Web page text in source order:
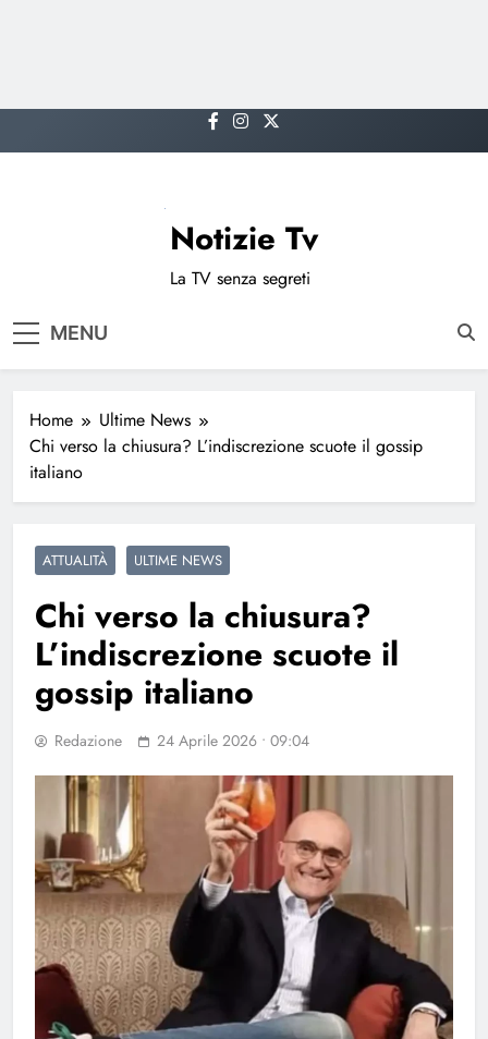
to
Notizie Tv
La TV senza segreti
MENU
Home
Ultime News
Chi verso la chiusura? L’indiscrezione scuote il gossip
italiano
ATTUALITÀ ULTIME NEWS
Chi verso la chiusura?
L’indiscrezione scuote il
gossip italiano
Redazione 24 Aprile 2026 • 09:04